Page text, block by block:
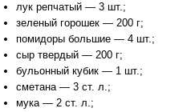
лук репчатый — 3 шт.;
зеленый горошек — 200 г;
помидоры большие — 4 шт.;
сыр твердый — 200 г;
бульонный кубик — 1 шт.;
сметана — 3 ст. л.;
мука — 2 ст. л.;